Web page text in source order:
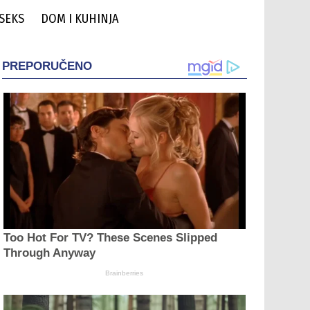
DOM I KUHINJA